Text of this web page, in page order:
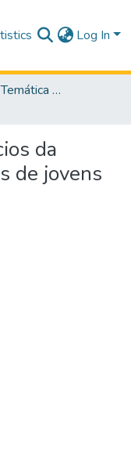
Log In
ETD – Educação Temática Digital
da
de jovens